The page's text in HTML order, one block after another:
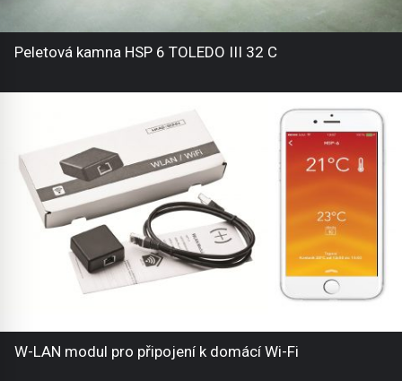
Peletová kamna HSP 6 TOLEDO III 32 C
W-LAN modul pro připojení k domácí Wi-Fi